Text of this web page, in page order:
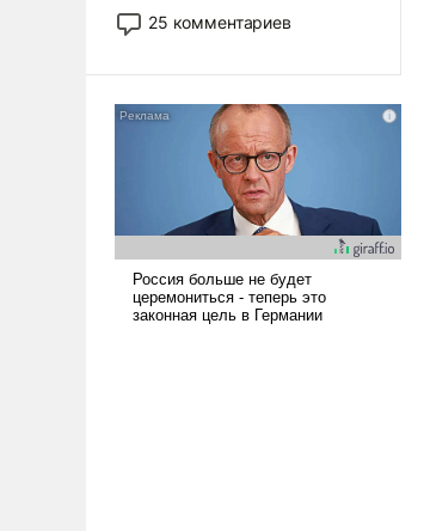
то это уже стараются не
использовать – так же, как
что оно уже несет негативные
коннотации.
25 комментариев